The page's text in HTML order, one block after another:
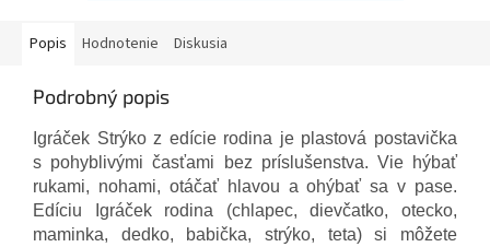
Popis Hodnotenie Diskusia
Podrobný popis
Igráček Strýko z edície rodina je plastová postavička
s pohyblivými časťami bez príslušenstva. Vie hýbať
rukami, nohami, otáčať hlavou a ohýbať sa v pase.
Edíciu Igráček rodina (chlapec, dievčatko, otecko,
maminka, dedko, babička, strýko, teta) si môžete